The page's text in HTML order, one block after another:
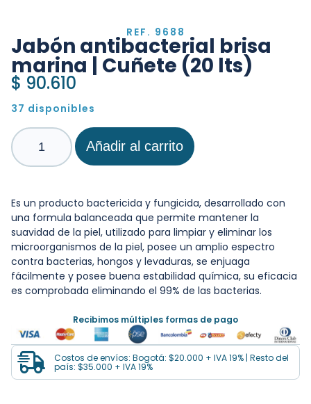
REF. 9688
Jabón antibacterial brisa
marina | Cuñete (20 lts)
$ 90.610
37 disponibles
Añadir al carrito
Es un producto bactericida y fungicida, desarrollado con
una formula balanceada que permite mantener la
suavidad de la piel, utilizado para limpiar y eliminar los
microorganismos de la piel, posee un amplio espectro
contra bacterias, hongos y levaduras, se enjuaga
fácilmente y posee buena estabilidad química, su eficacia
es comprobada eliminando el 99% de las bacterias.
Recibimos múltiples formas de pago
Costos de envíos: Bogotá: $20.000 + IVA 19% | Resto del
país: $35.000 + IVA 19%